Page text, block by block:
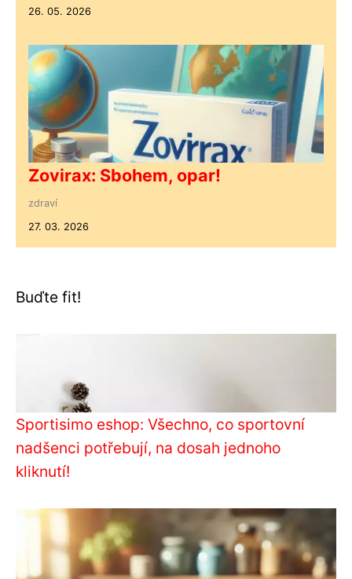
26. 05. 2026
Zovirax: Sbohem, opar!
zdraví
27. 03. 2026
Buďte fit!
Sportisimo eshop: Všechno, co sportovní
nadšenci potřebují, na dosah jednoho
kliknutí!